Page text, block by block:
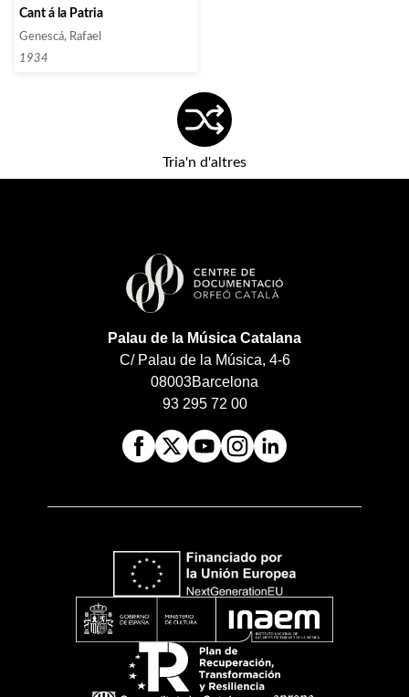
Cant á la Patria
Genescá, Rafael
1934
Tria'n d'altres
Palau de la Música Catalana
C/ Palau de la Música, 4-6
08003Barcelona
93 295 72 00